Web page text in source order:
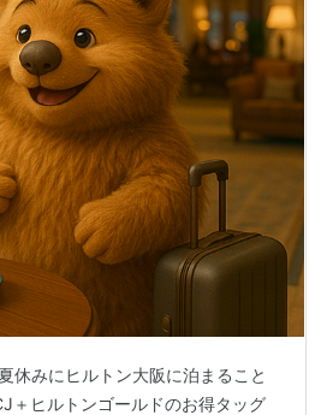
休みにヒルトン大阪に泊まること
＋ヒルトンゴールドのお得タッグ